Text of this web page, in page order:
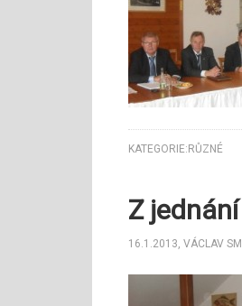
KATEGORIE: RŮZNÉ
Z
16.1.2013, VÁCLAV